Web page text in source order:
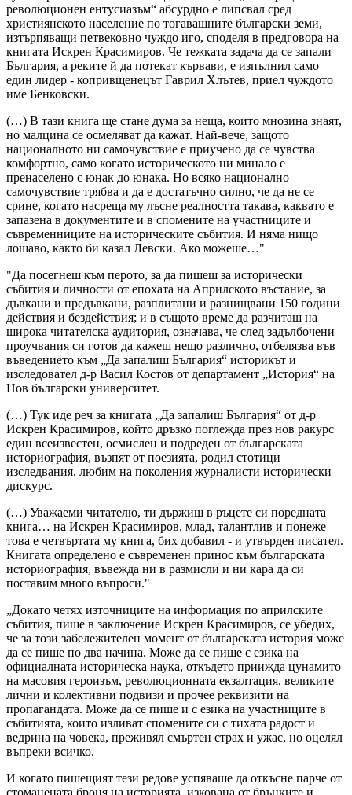
революционен ентусиазъм“ абсурдно е липсвал сред
християнското население по тогавашните български земи,
изтърпяващи петвековно чуждо иго, споделя в предговора на
книгата Искрен Красимиров. Че тежката задача да се запали
България, а реките й да потекат кървави, е изпълнил само
един лидер - копривщенецът Гаврил Хлътев, приел чуждото
име Бенковски.
(…) В тази книга ще стане дума за неща, които мнозина знаят,
но малцина се осмеляват да кажат. Най-вече, защото
националното ни самочувствие е приучено да се чувства
комфортно, само когато историческото ни минало е
пренаселено с юнак до юнака. Но всяко национално
самочувствие трябва и да е достатъчно силно, че да не се
срине, когато насреща му лъсне реалността такава, каквато е
запазена в документите и в спомените на участниците и
съвременниците на историческите събития. И няма нищо
лошаво, както би казал Левски. Ако можеше…"
"Да посегнеш към перото, за да пишеш за исторически
събития и личности от епохата на Априлското въстание, за
дъвкани и предъвкани, разплитани и разнищвани 150 години
действия и бездействия; и в същото време да разчиташ на
широка читателска аудитория, означава, че след задълбочени
проучвания си готов да кажеш нещо различно, отбелязва във
въведението към „Да запалиш България“ историкът и
изследовател д-р Васил Костов от департамент „История“ на
Нов български университет.
(…) Тук иде реч за книгата „Да запалиш България“ от д-р
Искрен Красимиров, който дръзко поглежда през нов ракурс
един всеизвестен, осмислен и подреден от българската
историография, възпят от поезията, родил стотици
изследвания, любим на поколения журналисти исторически
дискурс.
(…) Уважаеми читателю, ти държиш в ръцете си поредната
книга… на Искрен Красимиров, млад, талантлив и понеже
това е четвъртата му книга, бих добавил - и утвърден писател.
Книгата определено е съвременен принос към българската
историография, въвежда ни в размисли и ни кара да си
поставим много въпроси."
„Докато четях източниците на информация по априлските
събития, пише в заключение Искрен Красимиров, се убедих,
че за този забележителен момент от българската история може
да се пише по два начина. Може да се пише с езика на
официалната историческа наука, откъдето приижда цунамито
на масовия героизъм, революционната екзалтация, великите
лични и колективни подвизи и прочее реквизити на
пропагандата. Може да се пише и с езика на участниците в
събитията, които изливат спомените си с тихата радост и
ведрина на човека, преживял смъртен страх и ужас, но оцелял
въпреки всичко.
И когато пишещият тези редове успяваше да откъсне парче от